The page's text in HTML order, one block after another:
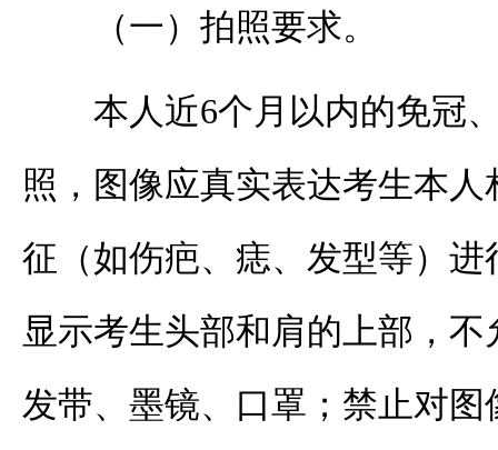
（一）拍照要求。
本人近6个月以内的免冠
照，图像应真实表达考生本
征（如伤疤、痣、发型等）
显示考生头部和肩的上部，
发带、墨镜、口罩；禁止对